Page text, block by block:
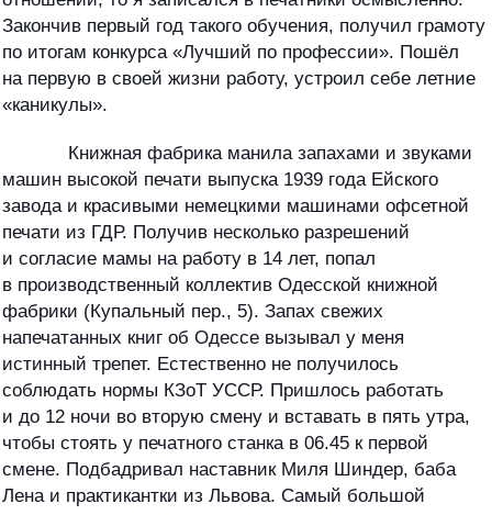
Закончив первый год такого обучения, получил грамоту
по итогам конкурса «Лучший по профессии». Пошёл
на первую в своей жизни работу, устроил себе летние
«каникулы».
Книжная фабрика манила запахами и звуками
машин высокой печати выпуска 1939 года Ейского
завода и красивыми немецкими машинами офсетной
печати из ГДР. Получив несколько разрешений
и согласие мамы на работу в 14 лет, попал
в производственный коллектив Одесской книжной
фабрики (Купальный пер., 5). Запах свежих
напечатанных книг об Одессе вызывал у меня
истинный трепет. Естественно не получилось
соблюдать нормы КЗоТ УССР. Пришлось работать
и до 12 ночи во вторую смену и вставать в пять утра,
чтобы стоять у печатного станка в 06.45 к первой
смене. Подбадривал наставник Миля Шиндер, баба
Лена и практикантки из Львова. Самый большой